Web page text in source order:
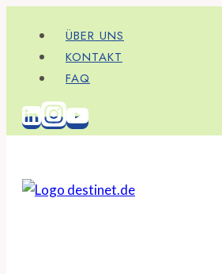
springen
ÜBER UNS
KONTAKT
FAQ